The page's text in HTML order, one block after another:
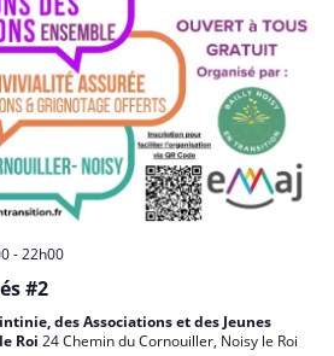
-22h00
#2
des Associations et des Jeunes
Roi 24 Chemin du Cornouiller, Noisy le Roi